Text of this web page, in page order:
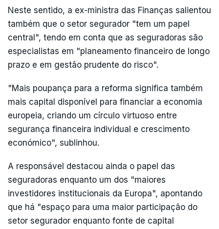
Neste sentido, a ex-ministra das Finanças salientou
também que o setor segurador "tem um papel
central", tendo em conta que as seguradoras são
especialistas em "planeamento financeiro de longo
prazo e em gestão prudente do risco".
"Mais poupança para a reforma significa também
mais capital disponível para financiar a economia
europeia, criando um círculo virtuoso entre
segurança financeira individual e crescimento
económico", sublinhou.
A responsável destacou ainda o papel das
seguradoras enquanto um dos "maiores
investidores institucionais da Europa", apontando
que há "espaço para uma maior participação do
setor segurador enquanto fonte de capital